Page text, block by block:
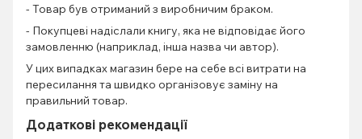
- Товар був отриманий з виробничим браком.
- Покупцеві надіслали книгу, яка не відповідає його
замовленню (наприклад, інша назва чи автор).
У цих випадках магазин бере на себе всі витрати на
пересилання та швидко організовує заміну на
правильний товар.
Додаткові рекомендації